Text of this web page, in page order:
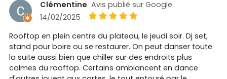
Clémentine Avis publié sur Google
14/02/2025
Rooftop en plein centre du plateau, le jeudi soir. Dj set,
stand pour boire ou se restaurer. On peut danser toute
la suite aussi bien que chiller sur des endroits plus
calmes du rooftop. Certains ambiancent en dance